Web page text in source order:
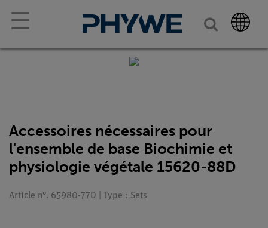
☰
Accessoires nécessaires pour
l'ensemble de base Biochimie et
physiologie végétale 15620-88D
Article n°. 65980-77D | Type : Sets